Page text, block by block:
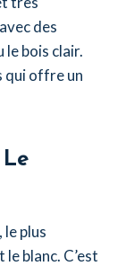
des
le bois clair.
qui offre un
plus
blanc. C’est